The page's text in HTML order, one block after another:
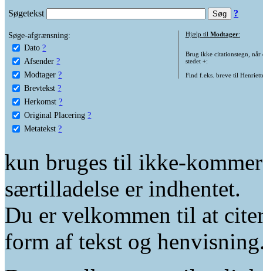
Søgetekst ?
Søge-afgrænsning:
Dato ?
Afsender ?
Modtager ?
Brevtekst ?
Herkomst ?
Original Placering ?
Metatekst ?
Hjælp til Modtager:
Brug ikke citationstegn, når
stedet +:
Find f.eks. breve til
kun bruges til ikke-
særtilladelse er indhentet.
Du er velkommen til at
form af tekst og